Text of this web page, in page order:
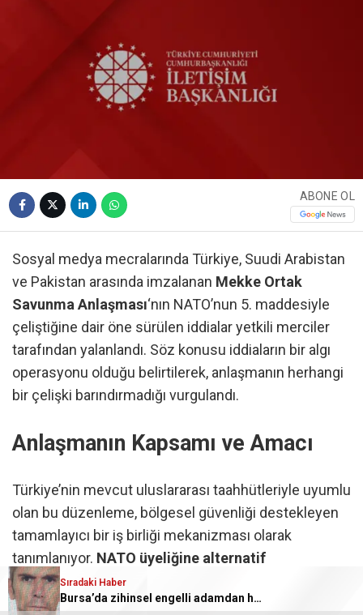
ABONE OL
Sosyal medya mecralarında Türkiye, Suudi Arabistan
ve Pakistan arasında imzalanan Mekke Ortak
Savunma Anlaşması‘nın NATO’nun 5. maddesiyle
çeliştiğine dair öne sürülen iddialar yetkili merciler
tarafından yalanlandı. Söz konusu iddiaların bir algı
operasyonu olduğu belirtilerek, anlaşmanın herhangi
bir çelişki barındırmadığı vurgulandı.
Anlaşmanın Kapsamı ve Amacı
Türkiye’nin mevcut uluslararası taahhütleriyle uyumlu
olan bu düzenleme, bölgesel güvenliği destekleyen
tamamlayıcı bir iş birliği mekanizması olarak
tanımlanıyor. NATO üyeliğine alternatif
oluşturmadığı belirtilen anlaşma, savunma sanayii iş
birliği, teknoloji transferi ve askeri eğitim gibi alanlara
Sıradaki Haber
Bursa’da zihinsel engelli adamdan haber alınamıyor